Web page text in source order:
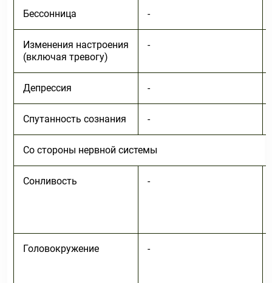
Бессонница -
Изменения настроения
(включая тревогу)
-
Депрессия -
Спутанность сознания -
Со стороны нервной системы
Сонливость -
Головокружение -